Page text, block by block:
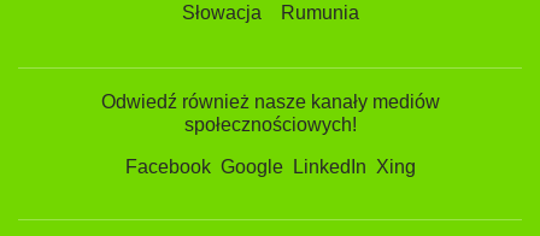
Słowacja
Rumunia
Odwiedź również nasze kanały mediów
społecznościowych!
Facebook Google LinkedIn Xing